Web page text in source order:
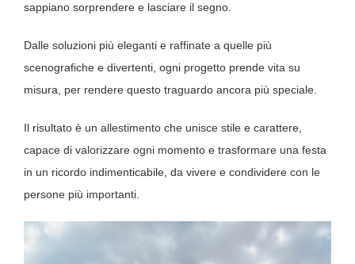
sappiano sorprendere e lasciare il segno.
Dalle soluzioni più eleganti e raffinate a quelle più
scenografiche e divertenti, ogni progetto prende vita su
misura, per rendere questo traguardo ancora più speciale.
Il risultato è un allestimento che unisce stile e carattere,
capace di valorizzare ogni momento e trasformare una festa
in un ricordo indimenticabile, da vivere e condividere con le
persone più importanti.